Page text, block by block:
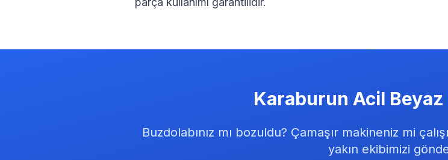
Karaburun Acil
Buzdolabınız mı bozuldu? Çamaşır makineniz mi
yakın ekibimizi